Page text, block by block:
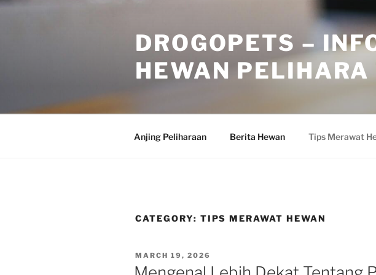
Skip
DROGOPETS –
HEWAN
Anjing Peliharaan Berita Hewan Tips Merawat
CATEGORY: TIPS MERAWAT HEWAN
POSTED
ON
MARCH 19, 2026